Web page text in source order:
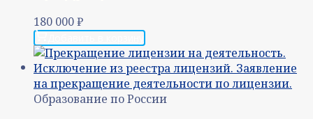
180 000₽
Образование по России